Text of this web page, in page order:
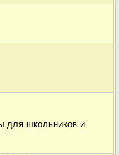
для школьников и